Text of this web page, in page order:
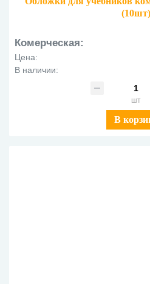
(10шт)
Комерческая:
Цена:
В наличии:
шт
В